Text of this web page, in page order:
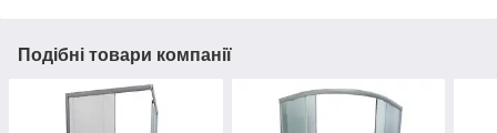
Подібні товари компанії